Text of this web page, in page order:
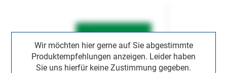
Wir möchten hier gerne auf Sie abgestimmte
Produktempfehlungen anzeigen. Leider haben
Sie uns hierfür keine Zustimmung gegeben.